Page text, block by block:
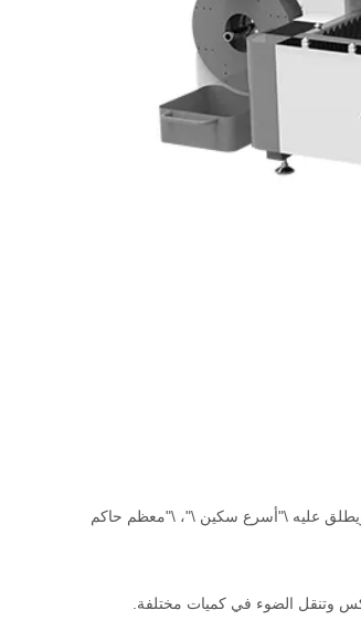
وأشباه الموصلات. ويطلق عليه \"أسرع سكين \"، \"معظم حاكم
وتنقل الضوء في كميات مختلفة.